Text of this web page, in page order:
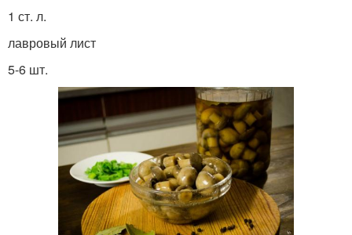
1 ст. л.
лавровый лист
5-6 шт.